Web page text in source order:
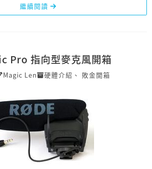
繼續閱讀
Pro 指向型麥克風開箱
Magic Len 硬體介紹 、 敗金開箱